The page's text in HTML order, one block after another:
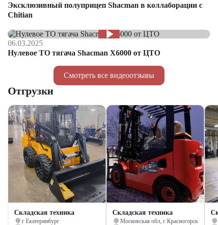
Смотреть все видеоотзывы
Эксклюзивный полуприцеп Shacman в коллаборации с
Chitian
06.03.2025
Нулевое ТО тягача Shacman Х6000 от ЦТО
Отгрузки
Складская техника
г Екатеринбург
Складская техника
Московская обл, г Красногорск